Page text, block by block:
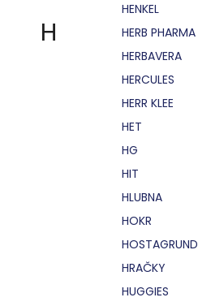
H
HENKEL
HERB PHARMA
HERBAVERA
HERCULES
HERR KLEE
HET
HG
HIT
HLUBNA
HOKR
HOSTAGRUND
HRAČKY
HUGGIES